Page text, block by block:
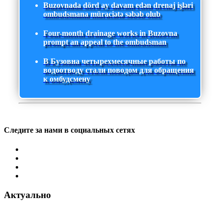
Buzovnada dörd ay davam edən drenaj işləri
ombudsmana müraciətə səbəb olub
Four-month drainage works in Buzovna
prompt an appeal to the ombudsman
В Бузовна четырехмесячные работы по
водоотводу стали поводом для обращения
к омбудсмену
Следите за нами в социальных сетях
Актуально